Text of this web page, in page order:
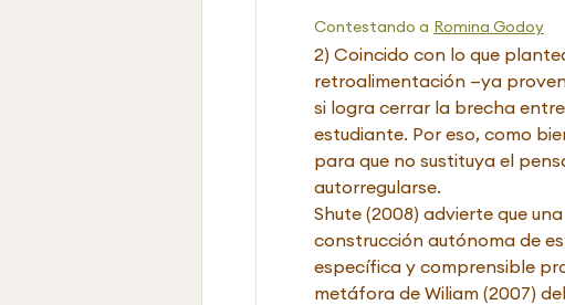
Contestando a Romina Godoy
2) Coincido con lo que
retroalimentación —ya
si logra cerrar la brecha
estudiante. Por eso, como
para que no sustituya el
autorregularse.
Shute (2008) advierte que
construcción autónoma de
específica y comprensible
metáfora de Wiliam (2007)